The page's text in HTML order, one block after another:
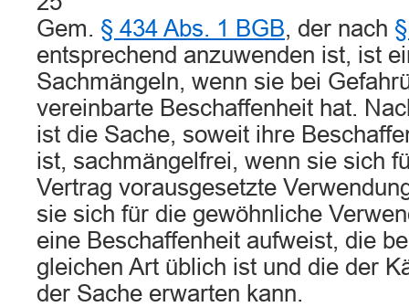
Gem. § 434 Abs. 1 BGB, der nach
entsprechend anzuwenden ist, ist
Sachmängeln, wenn sie bei
vereinbarte Beschaffenheit hat.
ist die Sache, soweit ihre
ist, sachmängelfrei, wenn sie sich
Vertrag vorausgesetzte
sie sich für die gewöhnliche
eine Beschaffenheit aufweist, die
gleichen Art üblich ist und die der
der Sache erwarten kann.